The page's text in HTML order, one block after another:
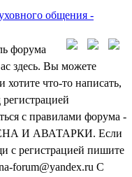
форума
здесь. Вы можете
что-то написать,
с правилами форума -
И АВАТАРКИ. Если
с регистрацией пишите
forum@yandex.ru С